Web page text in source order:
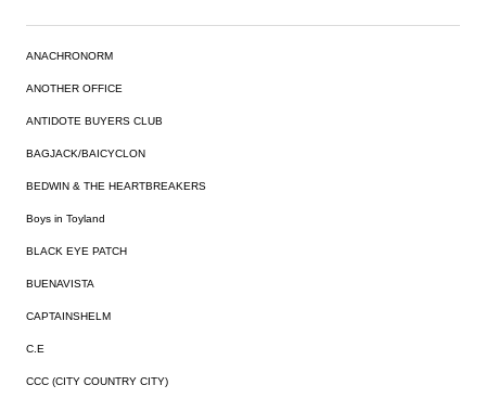
ANACHRONORM
ANOTHER OFFICE
ANTIDOTE BUYERS CLUB
BAGJACK/BAICYCLON
BEDWIN & THE HEARTBREAKERS
Boys in Toyland
BLACK EYE PATCH
BUENAVISTA
CAPTAINSHELM
C.E
CCC (CITY COUNTRY CITY)